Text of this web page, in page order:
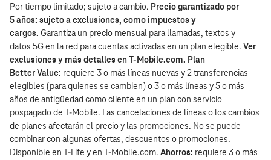
Por tiempo limitado; sujeto a cambio. Precio garantizado por
5 años: sujeto a exclusiones, como impuestos y
cargos. Garantiza un precio mensual para llamadas, textos y
datos 5G en la red para cuentas activadas en un plan elegible. Ver
exclusiones y más detalles en T‑Mobile.com. Plan
Better Value: requiere 3 o más líneas nuevas y 2 transferencias
elegibles (para quienes se cambien) o 3 o más líneas y 5 o más
años de antigüedad como cliente en un plan con servicio
pospagado de T‑Mobile. Las cancelaciones de líneas o los cambios
de planes afectarán el precio y las promociones. No se puede
combinar con algunas ofertas, descuentos o promociones.
Disponible en T-Life y en T‑Mobile.com. Ahorros: requiere 3 o más